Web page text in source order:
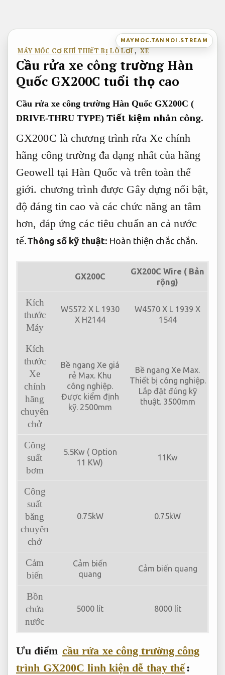
nội
dung
MAYMOC.TANNOI.STREAM
MÁY MÓC CƠ KHÍ THIẾT BỊ LÒ LƠI , XE
Cầu rửa xe công trường Hàn
Quốc GX200C tuổi thọ cao
Cầu rửa xe công trường Hàn Quốc GX200C (
DRIVE-THRU TYPE) Tiết kiệm nhân công.
GX200C là chương trình rửa Xe chính
hãng công trường đa dạng nhất của hãng
Geowell tại Hàn Quốc và trên toàn thế
giới. chương trình được Gây dựng nổi bật,
độ đáng tin cao và các chức năng an tâm
hơn, đáp ứng các tiêu chuẩn an cả nước
tế.Thông số kỹ thuật: Hoàn thiện chắc chắn.
GX200C
GX200C Wire ( Bản
rộng)
Kích
thước
Máy
W5572 X L 1930
X H2144
W4570 X L 1939 X
1544
Kích
thước
Xe
chính
hãng
chuyên
chở
Bề ngang Xe giá
rẻ Max. Khu
công nghiệp.
Được kiểm định
kỹ.2500mm
Bề ngang Xe Max.
Thiết bị công nghiệp.
Lắp đặt đúng kỹ
thuật.3500mm
Công
suất
bơm
5.5Kw ( Option
11 KW)
11Kw
Công
suất
băng
chuyên
chở
0.75kW 0.75kW
Cảm
biến
Cảm biến
quang
Cảm biến quang
Bồn
chứa
nước
5000 lít 8000 lít
Ưu điểm cầu rửa xe công trường công
trình GX200C linh kiện dễ thay thế: